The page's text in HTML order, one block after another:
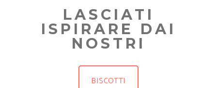
LASCIATI
ISPIRARE DAI
NOSTRI
BISCOTTI